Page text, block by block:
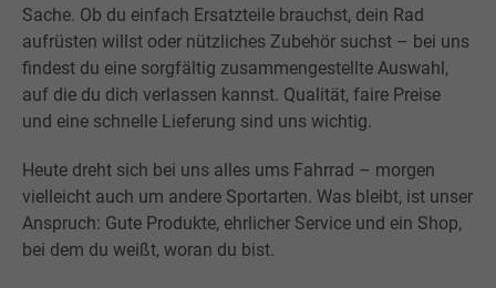
Sache. Ob du einfach Ersatzteile brauchst, dein Rad
aufrüsten willst oder nützliches Zubehör suchst – bei uns
findest du eine sorgfältig zusammengestellte Auswahl,
auf die du dich verlassen kannst. Qualität, faire Preise
und eine schnelle Lieferung sind uns wichtig.
Heute dreht sich bei uns alles ums Fahrrad – morgen
vielleicht auch um andere Sportarten. Was bleibt, ist unser
Anspruch: Gute Produkte, ehrlicher Service und ein Shop,
bei dem du weißt, woran du bist.